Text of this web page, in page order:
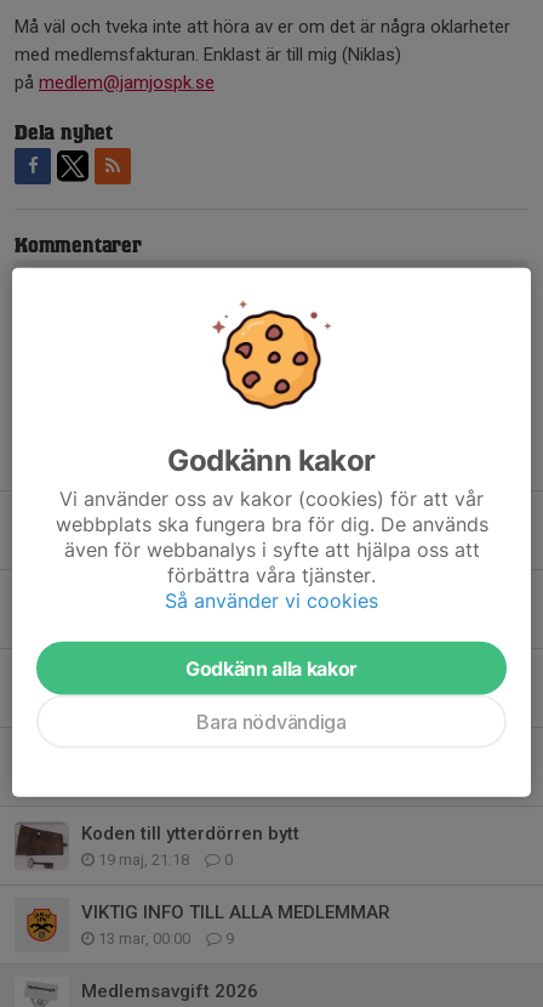
Må väl och tveka inte att höra av er om det är några oklarheter
med medlemsfakturan. Enklast är till mig (Niklas)
på medlem@jamjospk.se
Dela nyhet
Kommentarer
Hej Kan ni skicka avgiften för 2026 ytterligare en gång
Tidigare nyheter
Anläggningen abonnerad
3 jul, 10:48 0
Vatten till toaletter tillfälligt avstängt pga arbete
Vi har nu fått bidrag för renovering av köket
Koden till ytterdörren bytt
19 maj, 21:18 0
VIKTIG INFO TILL ALLA MEDLEMMAR
13 mar, 00:00 9
Medlemsavgift 2026
Godkänn kakor
Vi använder oss av kakor (cookies) för att vår
webbplats ska fungera bra för dig. De används
även för webbanalys i syfte att hjälpa oss att
förbättra våra tjänster.
Så använder vi cookies
Godkänn alla kakor
Bara nödvändiga